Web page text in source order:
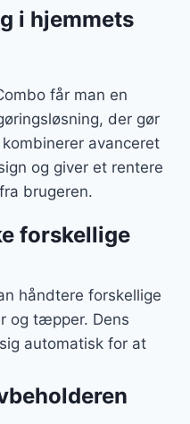
i hjemmets
får man en
der gør
avanceret
og giver et rentere
brugeren.
forskellige
håndtere forskellige
og tæpper. Dens
automatisk for at